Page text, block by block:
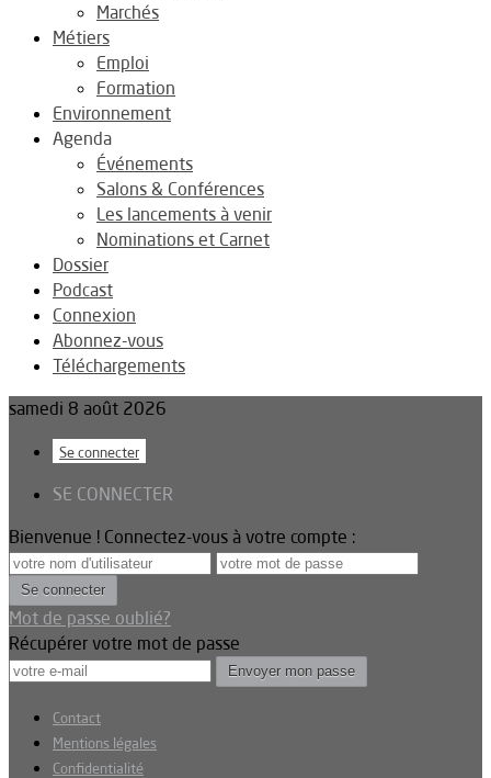
Marchés
Métiers
Emploi
Formation
Environnement
Agenda
Événements
Salons & Conférences
Les lancements à venir
Nominations et Carnet
Dossier
Podcast
Connexion
Abonnez-vous
Téléchargements
samedi 8 août 2026
Se connecter
SE CONNECTER
Bienvenue ! Connectez-vous à votre compte :
Mot de passe oublié?
Récupérer votre mot de passe
Contact
Mentions légales
Confidentialité